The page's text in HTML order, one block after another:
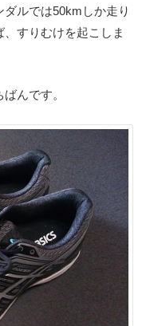
ルでは50kmしか走り
すりむけを起こしま
んです。